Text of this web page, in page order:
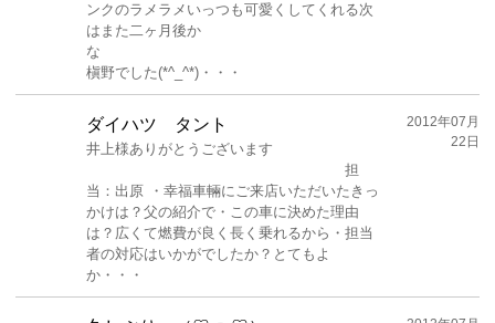
ンクのラメラメいっつも可愛くしてくれる次
はまた二ヶ月後か
槇野でした(*^_^*)・・・
ダイハツ タント
井上様ありがとうございます
担
当：出原 ・幸福車輛にご来店いただいたきっ
かけは？父の紹介で・この車に決めた理由
は？広くて燃費が良く長く乗れるから・担当
者の対応はいかがでしたか？とてもよ
か・・・
2012年07月
22日